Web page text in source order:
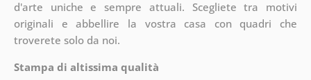
d'arte uniche e sempre attuali. Scegliete tra motivi
originali e abbellire la vostra casa con quadri che
troverete solo da noi.
Stampa di altissima qualità